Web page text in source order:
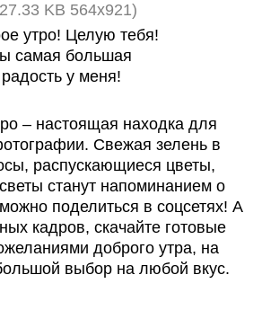
KB 564x921)
утро! Целую тебя!
самая большая
радость у меня!
– настоящая находка для
Свежая зелень в
распускающиеся цветы,
станут напоминанием о
поделиться в соцсетях! А
кадров, скачайте готовые
доброго утра, на
выбор на любой вкус.